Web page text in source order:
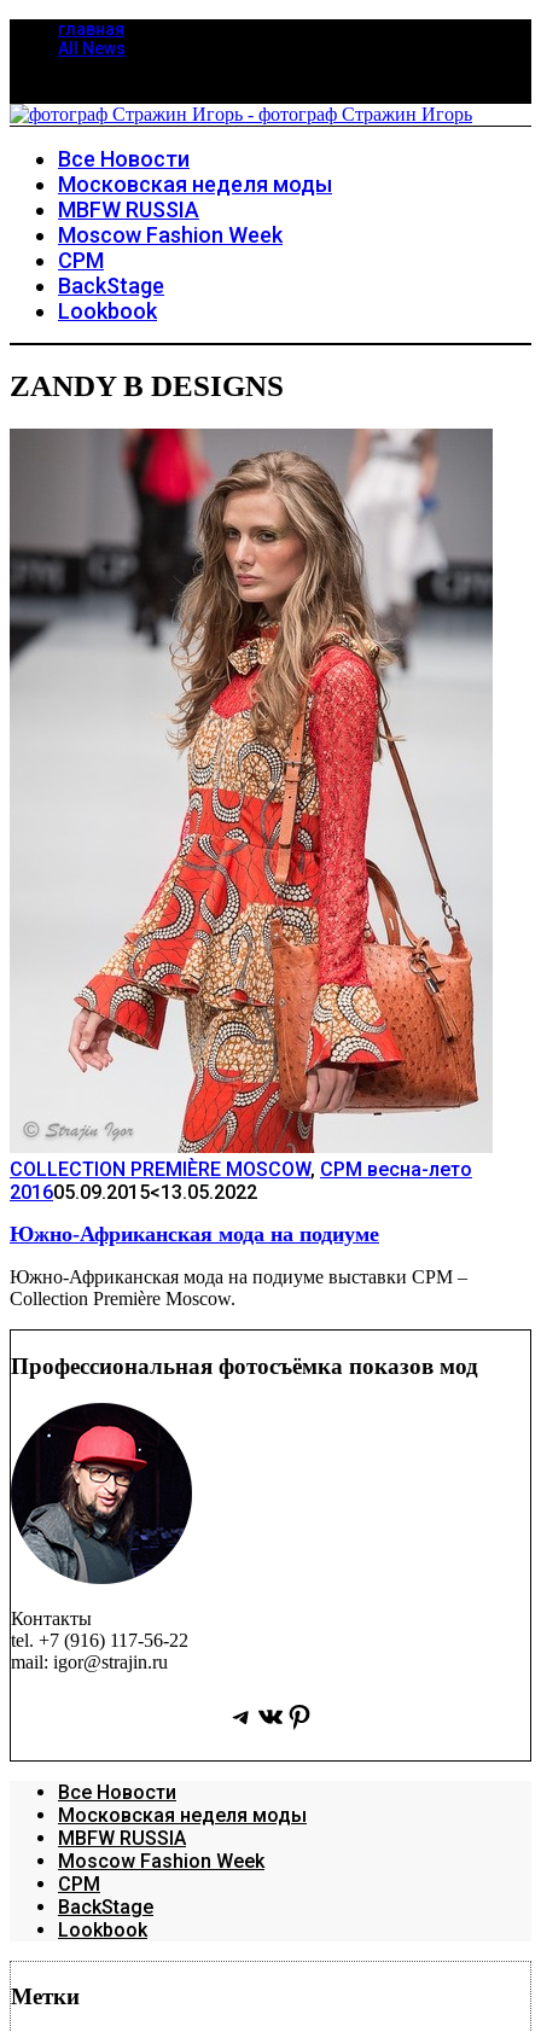
главная
All News
Все Новости
Московская неделя моды
MBFW RUSSIA
Moscow Fashion Week
CPM
BackStage
Lookbook
ZANDY B DESIGNS
COLLECTION PREMIÈRE MOSCOW, CPM весна-лето
201605.09.2015<13.05.2022
Южно-Африканская мода на подиуме
Южно-Африканская мода на подиуме выставки CPM –
Collection Première Moscow.
Профессиональная фотосъёмка показов мод
Контакты
tel. +7 (916) 117-56-22
mail: igor@strajin.ru
Telegram
ВКонтакте
Pinterest
Все Новости
Московская неделя моды
MBFW RUSSIA
Moscow Fashion Week
CPM
BackStage
Lookbook
Метки